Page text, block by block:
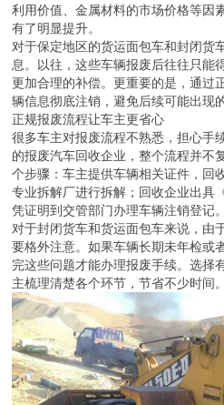
利用价值、金属材料的市场价格等因
有了明显提升。
对于保定地区的货运面包车和封闭货
息。以往，这些车辆报废后往往只能
更加合理的补偿。更重要的是，通过
辆信息彻底注销，避免后续可能出现
正规报废流程让车主更省心
很多车主对报废流程不熟悉，担心手
的报废汽车回收企业，整个流程并不
个步骤：车主提供车辆相关证件，回
专业拆解厂进行拆解；回收企业出具
凭证明到交管部门办理车辆注销登记。
对于封闭货车和货运面包车来说，由
要格外注意。如果车辆长期未年检或
完这些问题才能办理报废手续。选择
主梳理清楚各个环节，节省不少时间。